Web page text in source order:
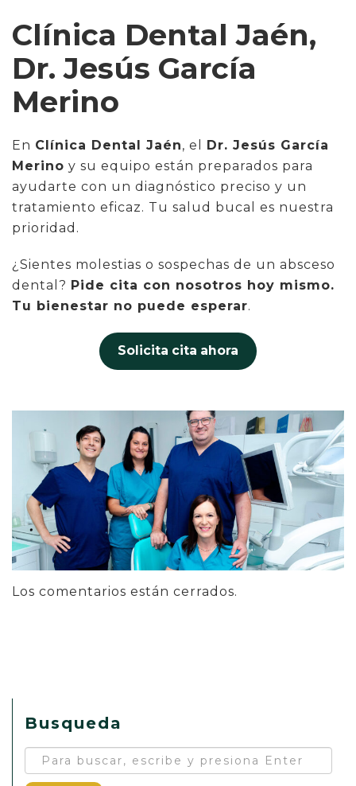
Clínica Dental Jaén,
Dr. Jesús García
Merino
En Clínica Dental Jaén, el Dr. Jesús García
Merino y su equipo están preparados para
ayudarte con un diagnóstico preciso y un
tratamiento eficaz. Tu salud bucal es nuestra
prioridad.
¿Sientes molestias o sospechas de un absceso
dental? Pide cita con nosotros hoy mismo.
Tu bienestar no puede esperar.
Solicita cita ahora
Los comentarios están cerrados.
Busqueda